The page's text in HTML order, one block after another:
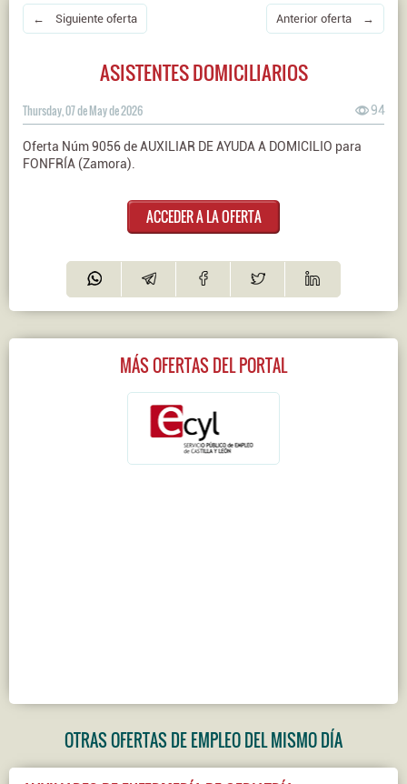
← Siguiente oferta Anterior oferta →
ASISTENTES DOMICILIARIOS
Thursday, 07 de May de 2026 94
Oferta Núm 9056 de AUXILIAR DE AYUDA A DOMICILIO para
FONFRÍA (Zamora).
ACCEDER A LA OFERTA
MÁS OFERTAS DEL PORTAL
OTRAS OFERTAS DE EMPLEO DEL MISMO DÍA